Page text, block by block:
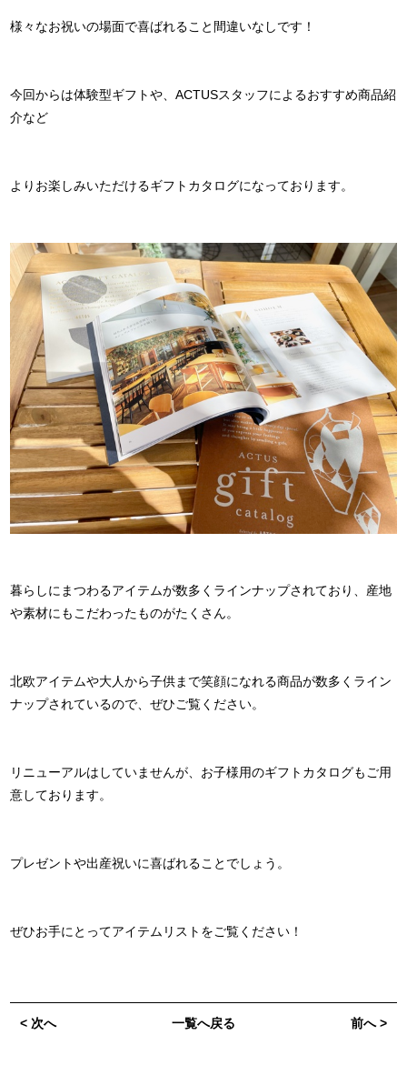
様々なお祝いの場面で喜ばれること間違いなしです！
今回からは体験型ギフトや、ACTUSスタッフによるおすすめ商品紹
介など
よりお楽しみいただけるギフトカタログになっております。
暮らしにまつわるアイテムが数多くラインナップされており、産地
や素材にもこだわったものがたくさん。
北欧アイテムや大人から子供まで笑顔になれる商品が数多くライン
ナップされているので、ぜひご覧ください。
リニューアルはしていませんが、お子様用のギフトカタログもご用
意しております。
プレゼントや出産祝いに喜ばれることでしょう。
ぜひお手にとってアイテムリストをご覧ください！
< 次へ 前へ >
一覧へ戻る